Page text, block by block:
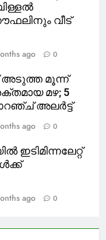
വീട്
ago 0
മൂന്ന്
മഴ; 5
അലർട്ട്
ago 0
ഇടിമിന്നലേറ്റ്
ago 0